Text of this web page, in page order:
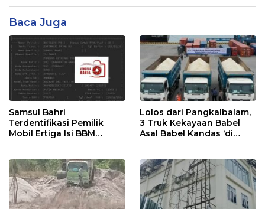
Baca Juga
Samsul Bahri
Terdentifikasi Pemilik
Mobil Ertiga Isi BBM
Lolos dari Pangkalbalam,
3 Truk Kekayaan Babel
Asal Babel Kandas ‘di